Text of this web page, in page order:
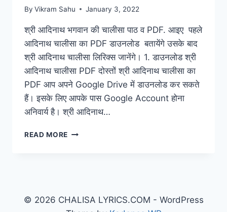
By Vikram Sahu January 3, 2022
श्री आदिनाथ भगवान की चालीसा पाठ व PDF. आइए पहले
आदिनाथ चालीसा का PDF डाउनलोड बतायेंगे उसके बाद
श्री आदिनाथ चालीसा लिरिक्स जानेंगे। 1. डाउनलोड श्री
आदिनाथ चालीसा PDF दोस्तों श्री आदिनाथ चालीसा का
PDF आप अपने Google Drive में डाउनलोड कर सकते
हैं। इसके लिए आपके पास Google Account होना
अनिवार्य है। श्री आदिनाथ…
READ MORE ADINATH
की
© 2026 CHALISA LYRICS.COM - WordPress